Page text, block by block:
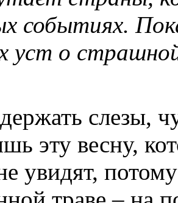
событиях.
уст о
слезы,
эту весну,
увидят,